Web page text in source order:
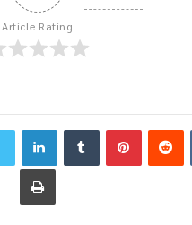
Article Rating